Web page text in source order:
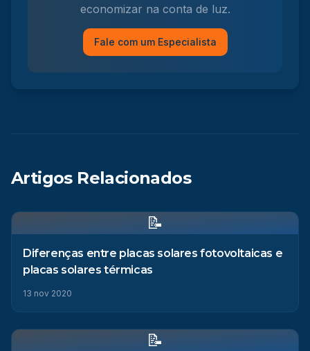
economizar na conta de luz.
Fale com um Especialista
Artigos Relacionados
📝
Diferenças entre placas solares fotovoltaicas e
placas solares térmicas
13 nov 2020
📝